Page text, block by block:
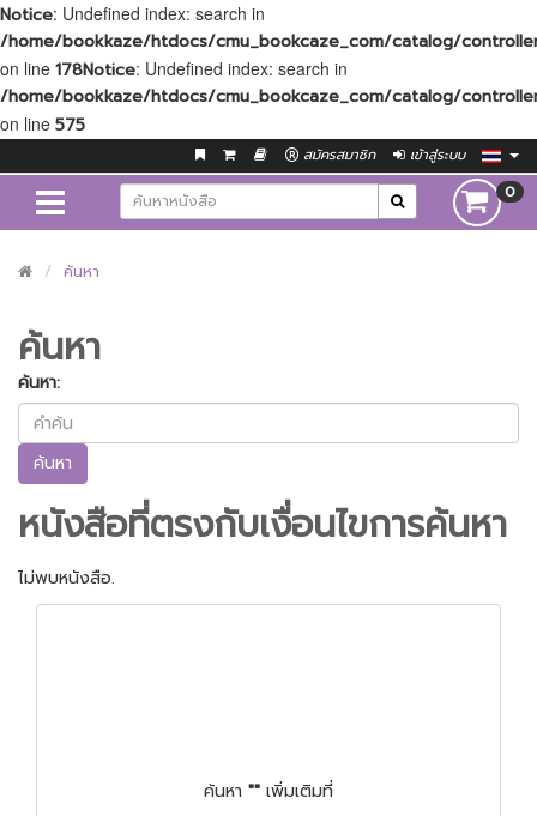
Notice: Undefined index: search in
/home/bookkaze/htdocs/cmu_bookcaze_com/catalog/
on line 178Notice: Undefined index: search in
/home/bookkaze/htdocs/cmu_bookcaze_com/catalog/
on line 575
สมัครสมาชิก เข้าสู่ระบบ
0
ค้นหา
ค้นหา
ค้นหา:
หนังสือที่ตรงกับเงื่อนไขการค้นหา
ไม่พบหนังสือ.
ค้นหา "" เพิ่มเติมที่